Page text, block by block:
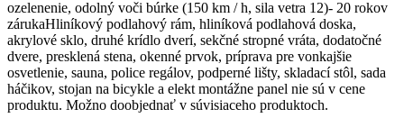
ozelenenie, odolný voči búrke (150 km / h, sila vetra 12)- 20 rokov
zárukaHliníkový podlahový rám, hliníková podlahová doska,
akrylové sklo, druhé krídlo dverí, sekčné stropné vráta, dodatočné
dvere, presklená stena, okenné prvok, príprava pre vonkajšie
osvetlenie, sauna, police regálov, podperné lišty, skladací stôl, sada
háčikov, stojan na bicykle a elekt montážne panel nie sú v cene
produktu. Možno doobjednať v súvisiaceho produktoch.